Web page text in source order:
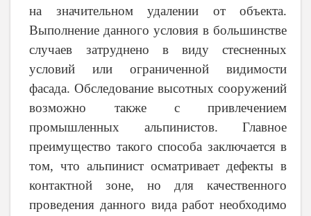
на значительном удалении от объекта.
Выполнение данного условия в большинстве
случаев затруднено в виду стесненных
условий или ограниченной видимости
фасада. Обследование высотных сооружений
возможно также с привлечением
промышленных альпинистов. Главное
преимущество такого способа заключается в
том, что альпинист осматривает дефекты в
контактной зоне, но для качественного
проведения данного вида работ необходимо